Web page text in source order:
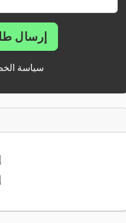
إرسال
سياسة